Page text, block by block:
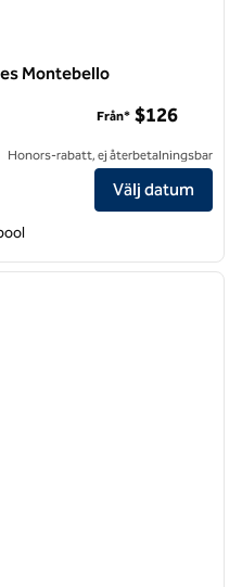
Montebello
Inn Los Angeles Montebello
Från* $126
Honors-rabatt, ej återbetalningsbar
Välj datum
nästa